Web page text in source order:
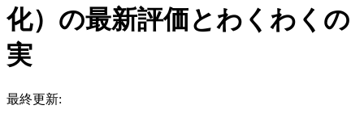
化）の最新評価とわくわくの
実
最終更新: